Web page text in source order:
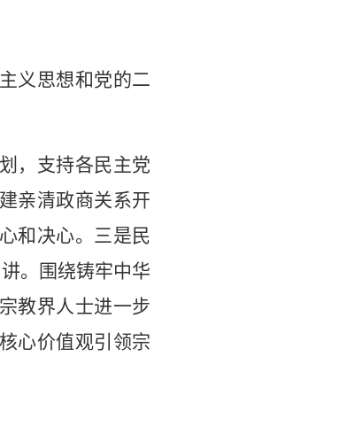
义思想和党的二
， 支持各民主党
亲清政商关系开
和决心。三是民
。
围绕铸牢中华
教界人士进一步
心价值观引领宗